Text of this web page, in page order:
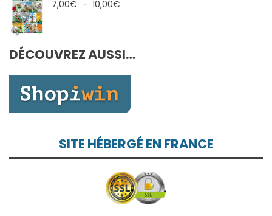
7,00€ – 10,00€
à
DÉCOUVREZ AUSSI…
SITE HÉBERGÉ EN FRANCE